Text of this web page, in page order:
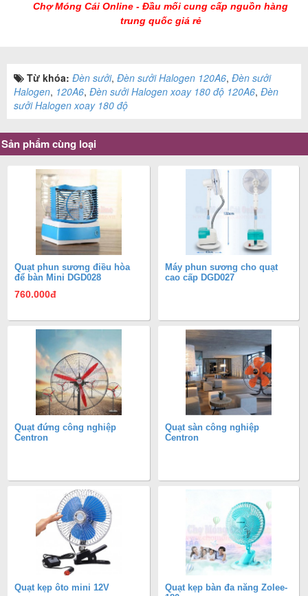
Chợ Móng Cái Online - Đầu mối cung cấpnguồn hàng
trung quốcgiá rẻ
Từ khóa: Đèn sưởi, Đèn sưởi Halogen 120A6, Đèn sưởi
Halogen, 120A6, Đèn sưởi Halogen xoay 180 độ 120A6, Đèn
sưởi Halogen xoay 180 độ
Sản phẩm cùng loại
Quạt phun sương điều hòa
để bàn Mini DGD028
760.000đ
Máy phun sương cho quạt
cao cấp DGD027
Quạt đứng công nghiệp
Centron
Quạt sàn công nghiệp
Centron
Quạt kẹp ôto mini 12V
Quạt kẹp bàn đa năng Zolee-